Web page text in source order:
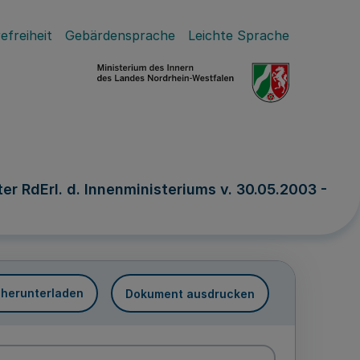
Gebärdensprache Leichte Sprache
RdErl. d. Innenministeriums v. 30.05.2003 -
herunterladen Dokument ausdrucken